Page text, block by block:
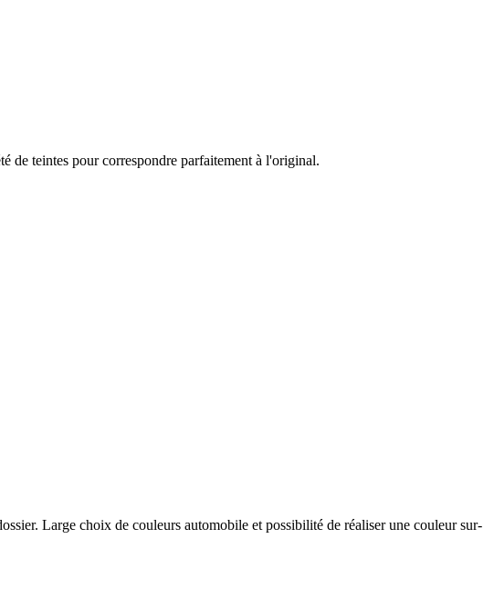
de teintes pour correspondre parfaitement à l'original.
Large choix de couleurs automobile et possibilité de réaliser une couleur sur-